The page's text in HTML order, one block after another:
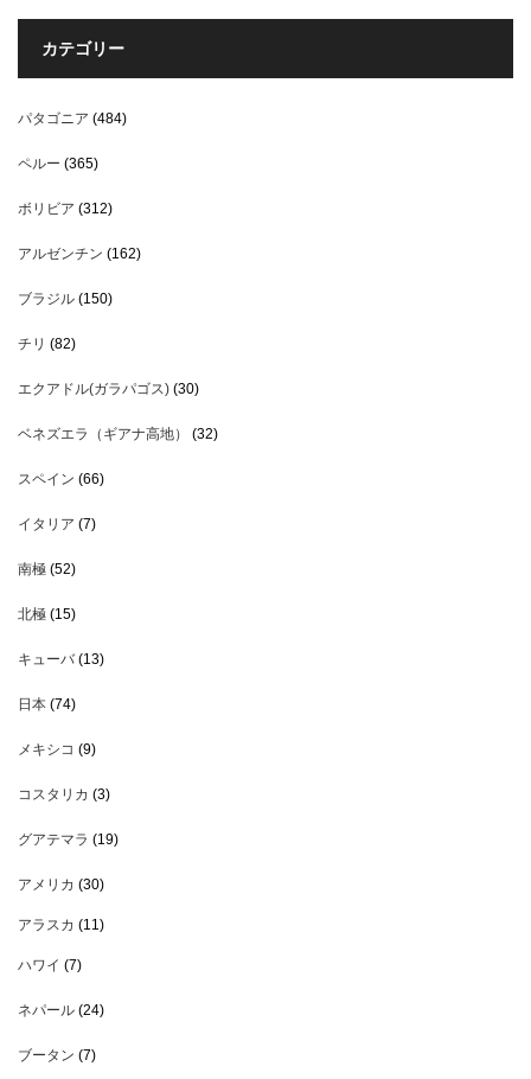
カテゴリー
パタゴニア (484)
ペルー (365)
ボリビア (312)
アルゼンチン (162)
ブラジル (150)
チリ (82)
エクアドル(ガラパゴス) (30)
ベネズエラ（ギアナ高地） (32)
スペイン (66)
イタリア (7)
南極 (52)
北極 (15)
キューバ(13)
日本 (74)
メキシコ (9)
コスタリカ (3)
グアテマラ (19)
アメリカ (30)
アラスカ (11)
ハワイ (7)
ネパール (24)
ブータン (7)